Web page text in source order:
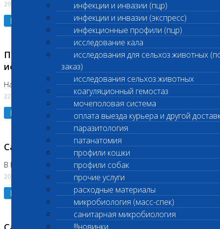
инфекции и инвазии (пцр)
инфекции и инвазии (экспресс)
инфекционные профили (пцр)
исследование кала
исследования для сельхоз.животных
заказ)
исследования сельхоз.животных
коагуляционный гемостаз
мочеполовая система
оплата выезда курьера и другой
паразитология
патанатомия
профили кошки
профили собак
прочие услуги
расходные материалы
микробиология (масс-спек)
санитарная микробиология
!!!новинки
29.07.2026
Подробнее
Приостановлено выполнение биохимических
исследований
На Нагорной. Код ( 123,310,309)
22.07.2026
Подробнее
Санитарные дни
В Коломне 24.07.2026 и 28.07.2026
20.07.2026
Подробнее